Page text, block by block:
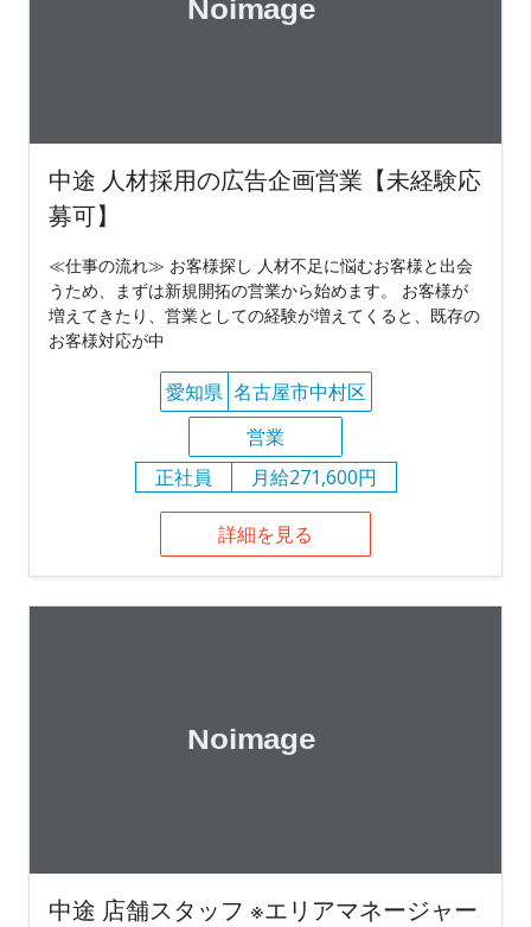
中途 人材採用の広告企画営業【未経験応
募可】
≪仕事の流れ≫ お客様探し 人材不足に悩むお客様と出会
うため、まずは新規開拓の営業から始めます。 お客様が
増えてきたり、営業としての経験が増えてくると、既存の
お客様対応が中
愛知県 名古屋市中村区
営業
正社員
月給271,600円
詳細を見る
中途 店舗スタッフ ※エリアマネージャー